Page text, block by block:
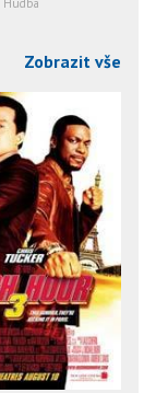
Zobrazit vše